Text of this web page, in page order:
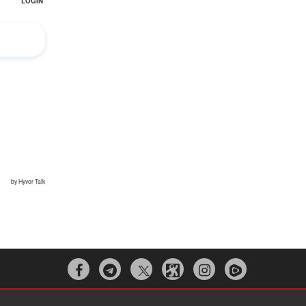
Detrás de la Razón

 